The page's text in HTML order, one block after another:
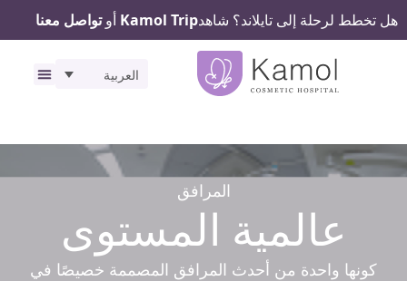
هل تخطط لرحلة إلى تايلاند؟ شاهدKamol Trip أوتواصل معنا
العربية
المرافق
عالمية المستوى
كونها واحدة من أحدث المرافق المصممة خصيصًا في